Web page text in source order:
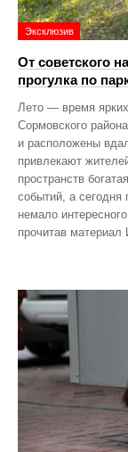
Эксклюзив
От советского
прогулка по
Лето — время ярких
Сормовского
и расположены
привлекают
пространств
событий, а сегодня
немало
прочитав